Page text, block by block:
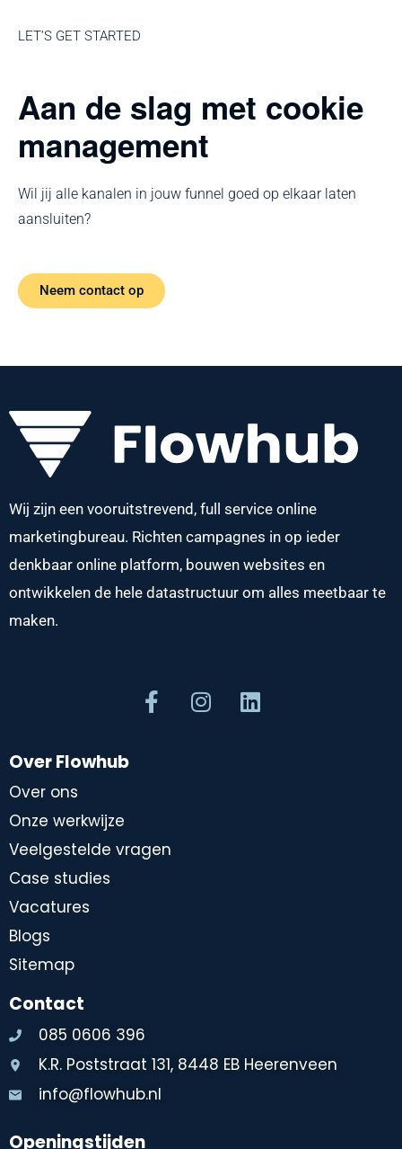
LET’S GET STARTED
Aan de slag met cookie
management
Wil jij alle kanalen in jouw funnel goed op elkaar laten
aansluiten?
Neem contact op
Wij zijn een vooruitstrevend, full service online
marketingbureau. Richten campagnes in op ieder
denkbaar online platform, bouwen websites en
ontwikkelen de hele datastructuur om alles meetbaar te
maken.
Over Flowhub
Over ons
Onze werkwijze
Veelgestelde vragen
Case studies
Vacatures
Blogs
Sitemap
Contact
085 0606 396
K.R. Poststraat 131, 8448 EB Heerenveen
info@flowhub.nl
Openingstijden